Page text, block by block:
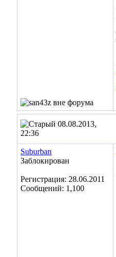
08.08.2013,
22:36
Suburban
Заблокирован
Регистрация: 28.06.2011
Сообщений: 1,100